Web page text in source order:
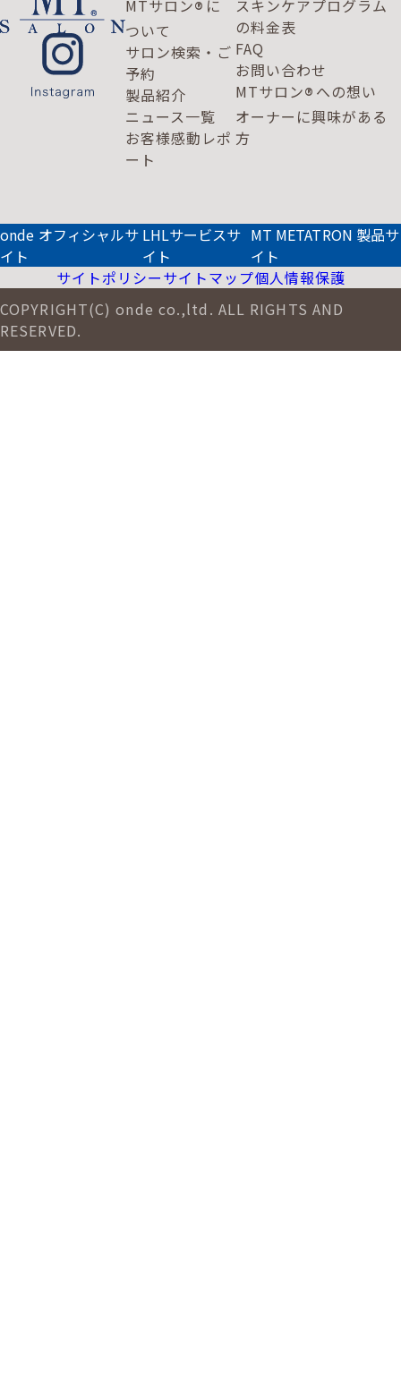
MTサロン® に
ついて
サロン検索・ご
予約
製品紹介
ニュース一覧
お客様感動レポ
ート
スキンケアプログラム
の料金表
FAQ
お問い合わせ
MTサロン® への想い
オーナーに興味がある
方
onde オフィシャルサ
イト
LHLサービスサ
イト
MT METATRON 製品サ
イト
サイトポリシーサイトマップ個人情報保護
COPYRIGHT(C) onde co.,ltd. ALL RIGHTS AND
RESERVED.